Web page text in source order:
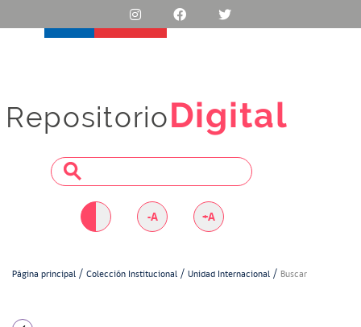
RepositorioDigital
-A +A
Página principal Colección Institucional Unidad Internacional Buscar